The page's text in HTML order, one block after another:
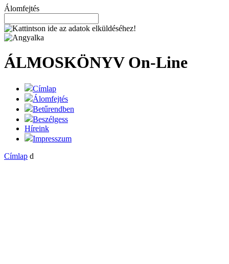
Álomfejtés
ÁLMOSKÖNYV On-Line
Címlap
Álomfejtés
Betűrendben
Beszélgess
Híreink
Impresszum
Címlap d